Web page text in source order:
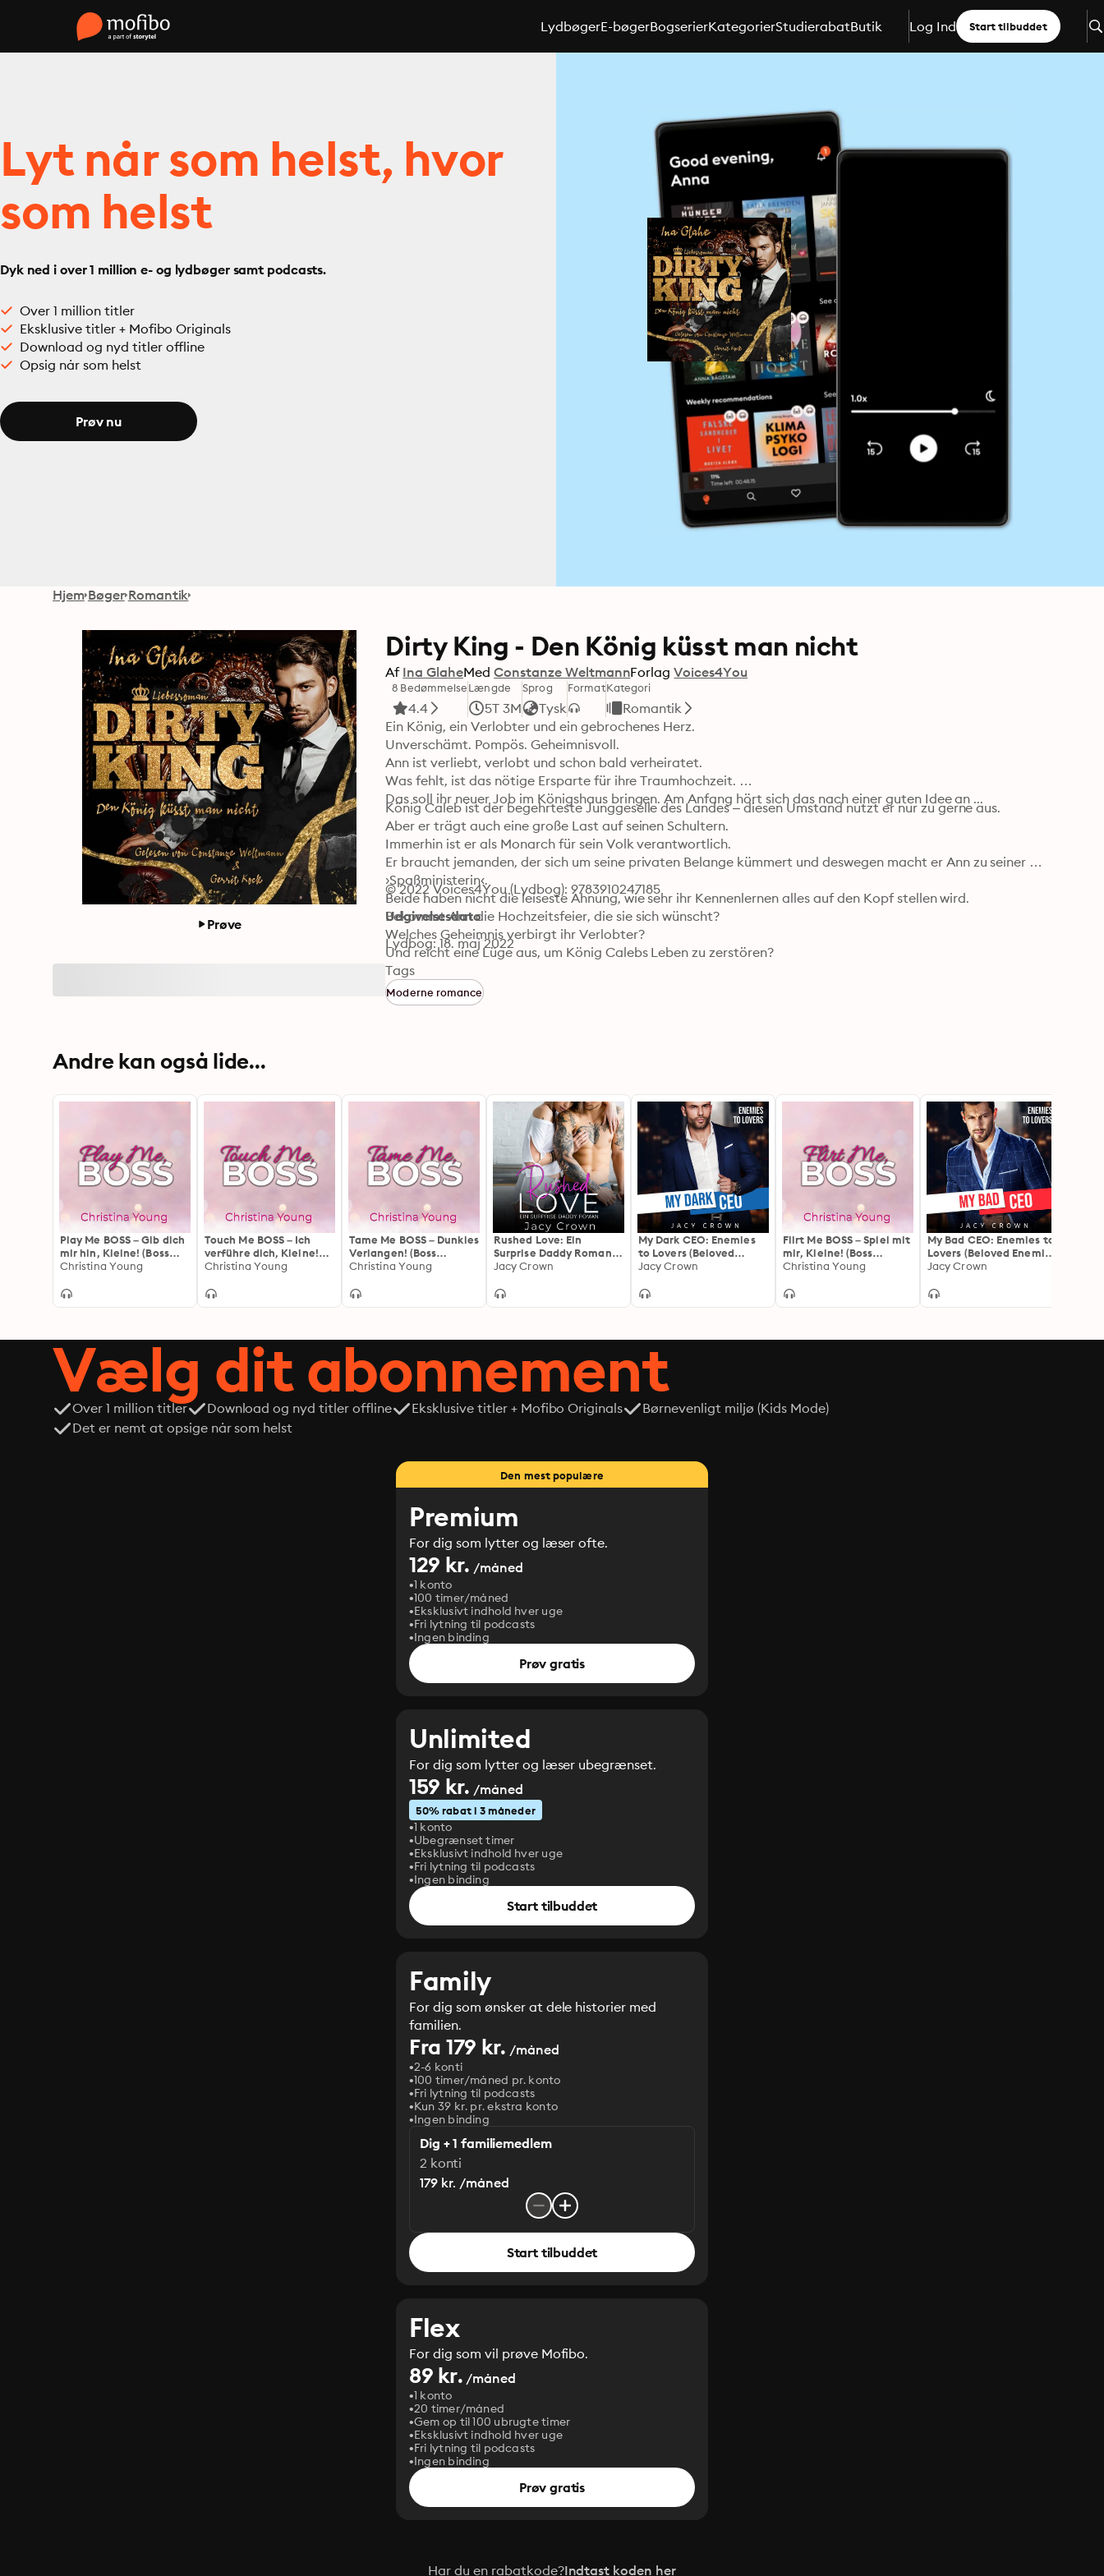
LydbøgerE-bøgerBogserierKategorierStudierabatButik Log Ind Start tilbuddet
Lyt når som helst, hvor
som helst
Dyk ned i over 1 million e- og lydbøger samt podcasts.
Over 1 million titler
Eksklusive titler + Mofibo Originals
Download og nyd titler offline
Opsig når som helst
Prøv nu
Hjem Bøger Romantik
Prøve
Dirty King - Den König küsst man nicht
Af Ina GlaheMed Constanze WeltmannForlag Voices4You
8 Bedømmelse
4.4
Længde
5T 3M
Sprog
Tysk
FormatKategori
Romantik
Ein König, ein Verlobter und ein gebrochenes Herz.
Unverschämt. Pompös. Geheimnisvoll.
Ann ist verliebt, verlobt und schon bald verheiratet.
Was fehlt, ist das nötige Ersparte für ihre Traumhochzeit.
Das soll ihr neuer Job im Königshaus bringen. Am Anfang hört sich das nach einer guten Idee an ...
König Caleb ist der begehrteste Junggeselle des Landes – diesen Umstand nutzt er nur zu gerne aus.
Aber er trägt auch eine große Last auf seinen Schultern.
Immerhin ist er als Monarch für sein Volk verantwortlich.
Er braucht jemanden, der sich um seine privaten Belange kümmert und deswegen macht er Ann zu seiner
›Spaßministerin‹.
Beide haben nicht die leiseste Ahnung, wie sehr ihr Kennenlernen alles auf den Kopf stellen wird.
Bekommt Ann die Hochzeitsfeier, die sie sich wünscht?
Welches Geheimnis verbirgt ihr Verlobter?
Und reicht eine Lüge aus, um König Calebs Leben zu zerstören?
© 2022 Voices4You (Lydbog): 9783910247185
Udgivelsesdato
Lydbog: 18. maj 2022
Tags
Moderne romance
Andre kan også lide...
Play Me BOSS – Gib dich
mir hin, Kleine! (Boss
Billionaire Romance 7)
Christina Young
Touch Me BOSS – Ich
verführe dich, Kleine!
(Boss Billionaire
Christina Young
Tame Me BOSS – Dunkles
Verlangen! (Boss
Billionaire Romance 2)
Christina Young
Rushed Love: Ein
Surprise Daddy Roman
(Unexpected Love
Jacy Crown
My Dark CEO: Enemies
to Lovers (Beloved
Enemies 3)
Jacy Crown
Flirt Me BOSS – Spiel mit
mir, Kleine! (Boss
Billionaire Romance 5)
Christina Young
My Bad CEO: Enemies to
Lovers (Beloved Enemies
2)
Jacy Crown
Vælg dit abonnement
Over 1 million titler Download og nyd titler offline Eksklusive titler + Mofibo Originals
Børnevenligt miljø (Kids Mode)
Det er nemt at opsige når som helst
Den mest populære
Premium
For dig som lytter og læser ofte.
129 kr. /måned
1 konto
100 timer/måned
Eksklusivt indhold hver uge
Fri lytning til podcasts
Ingen binding
Prøv gratis
Unlimited
For dig som lytter og læser ubegrænset.
159 kr. /måned
50% rabat i 3 måneder
1 konto
Ubegrænset timer
Eksklusivt indhold hver uge
Fri lytning til podcasts
Ingen binding
Start tilbuddet
Family
For dig som ønsker at dele historier med
familien.
Fra 179 kr. /måned
2-6 konti
100 timer/måned pr. konto
Fri lytning til podcasts
Kun 39 kr. pr. ekstra konto
Ingen binding
Dig + 1 familiemedlem
2 konti
179 kr. /måned
Start tilbuddet
Flex
For dig som vil prøve Mofibo.
89 kr. /måned
1 konto
20 timer/måned
Gem op til 100 ubrugte timer
Eksklusivt indhold hver uge
Fri lytning til podcasts
Ingen binding
Prøv gratis
Har du en rabatkode?Indtast koden her